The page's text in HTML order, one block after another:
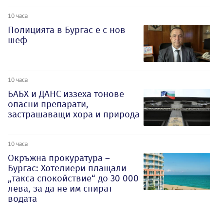
10 часа
Полицията в Бургас е с нов
шеф
10 часа
БАБХ и ДАНС иззеха тонове
опасни препарати,
застрашаващи хора и природа
10 часа
Окръжна прокуратура –
Бургас: Хотелиери плащали
„такса спокойствие“ до 30 000
лева, за да не им спират
водата